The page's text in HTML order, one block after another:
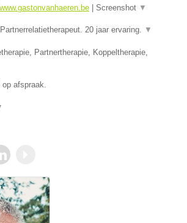
Screenshot ▼
20 jaar ervaring. ▼
Partnertherapie, Koppeltherapie,
op afspraak.